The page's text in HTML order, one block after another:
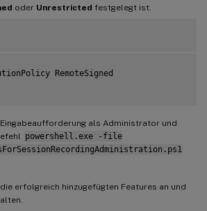
( 'MSMQ' )
#Message Queuing
'MSMQ-HTTP-Support'
/ online /enable-feature / featurename
-Host
oder Unrestricted festgelegt ist.
RemoteSigned
als Administrator und
powershell.exe -file
erfolgreich hinzugefügten Features an und